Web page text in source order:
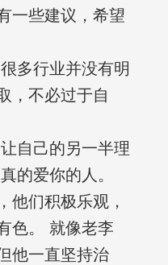
一些建议，希望
多行业并没有明
，不必过于自
自己的另一半理
的爱你的人。
他们积极乐观，
色。 就像老李
他一直坚持治